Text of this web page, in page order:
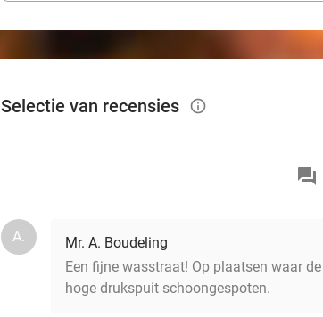
Selectie van recensies info_outlined
A.
Mr. A. Boudeling
Een fijne wasstraat! Op plaatsen waar
hoge drukspuit schoongespoten.